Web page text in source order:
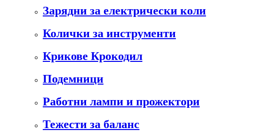
Зарядни за електрически коли
Колички за инструменти
Крикове Крокодил
Подемници
Работни лампи и прожектори
Тежести за баланс